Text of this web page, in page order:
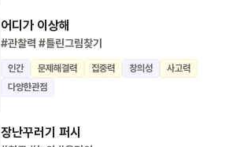
어디가 이상해
#관찰력 #틀린그림찾기
인간 문제해결력 집중력 창의성
사고력
다양한관점
장난꾸러기 퍼시